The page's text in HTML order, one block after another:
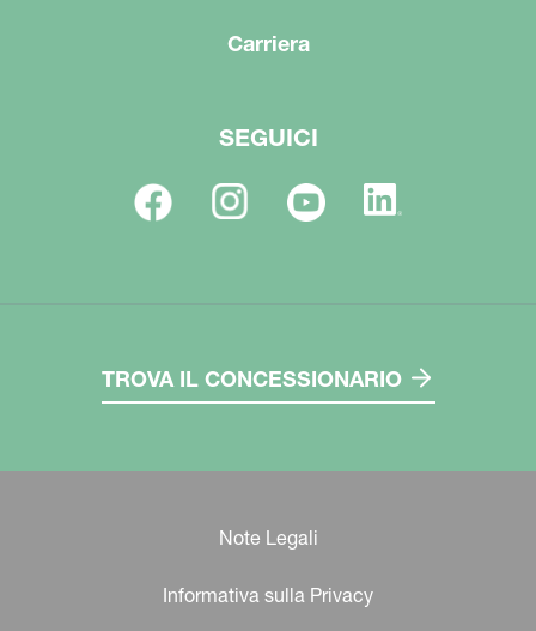
Carriera
SEGUICI
TROVA IL CONCESSIONARIO
Note Legali
Informativa sulla Privacy